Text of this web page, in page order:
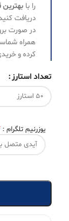
را با
دریافت
همراه
کرده و
تعداد استارز
یوزرنیم تلگرام :